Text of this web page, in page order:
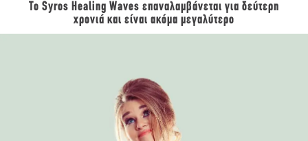
Το Syros Healing Waves επαναλαμβάνεται για δεύτερη
χρονιά και είναι ακόμα μεγαλύτερο